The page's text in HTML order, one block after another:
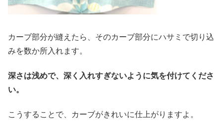
カーブ部分が縫えたら、そのカーブ部分にハサミで切り込
みを数か所入れます。
深さは浅めで、深く入れすぎないように気を付けてくださ
い。
こうすることで、カーブがきれいに仕上がりますよ。